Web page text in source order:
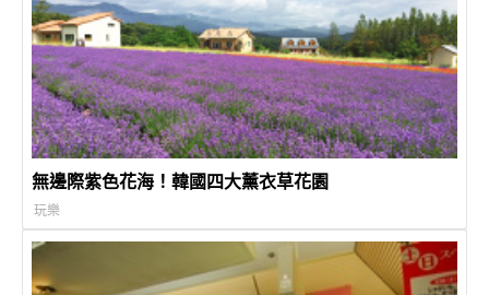
無邊際紫色花海！韓國四大薰衣草花園
玩樂